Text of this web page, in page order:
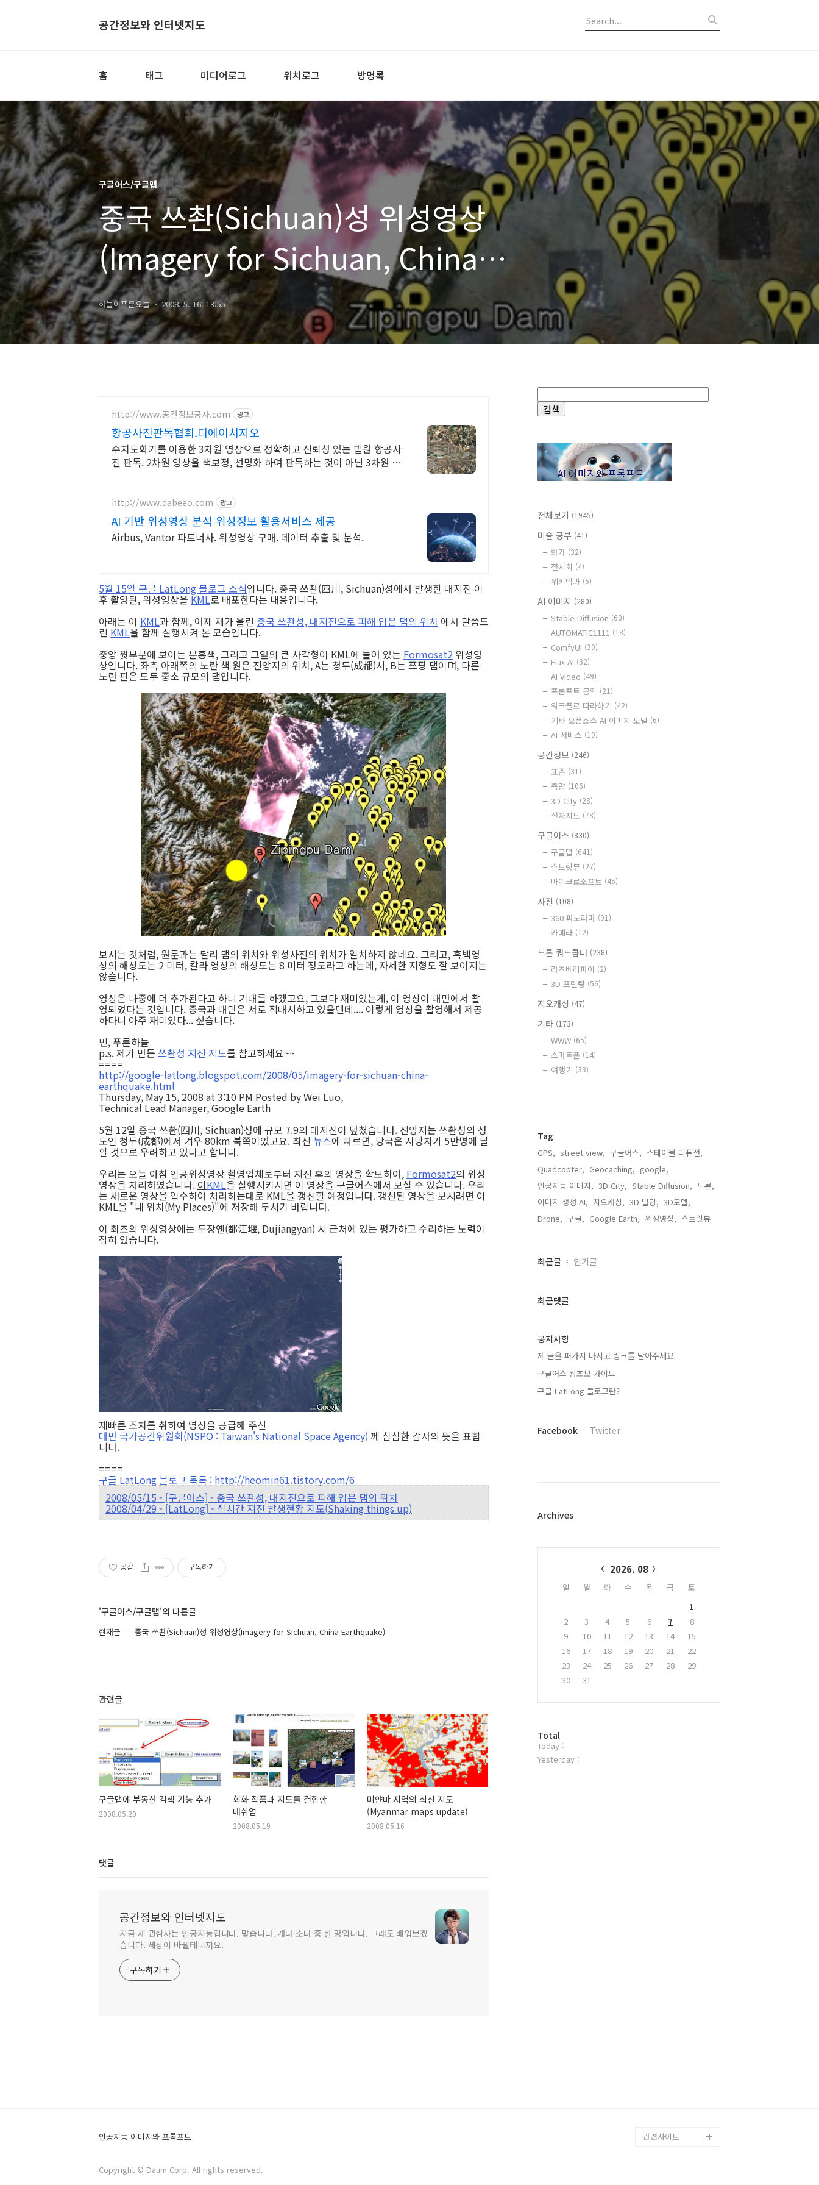
공간정보와 인터넷지도
홈 태그 미디어로그 위치로그 방명록
구글어스/구글맵
중국 쓰촨(Sichuan)성 위성영상
(Imagery for Sichuan, China
Earthquake)
하늘이푸른오늘 2008. 5. 16. 13:55
http://www.공간정보공사.com 광고
항공사진판독협회.디에이치지오
수치도화기를 이용한 3차원 영상으로 정확하고 신뢰성 있는 법원 항공사
진 판독. 2차원 영상을 색보정, 선명화 하여 판독하는 것이 아닌 3차원 항
http://www.dabeeo.com 광고
AI 기반 위성영상 분석 위성정보 활용서비스 제공
Airbus, Vantor 파트너사. 위성영상 구매. 데이터 추출 및 분석.
5월 15일 구글 LatLong 블로그 소식입니다. 중국 쓰촨(四川, Sichuan)성에서 발생한 대지진 이
후 촬영된, 위성영상을 KML로 배포한다는 내용입니다.
아래는 이 KML과 함께, 어제 제가 올린 중국 쓰촨성, 대지진으로 피해 입은 댐의 위치 에서 말씀드
린 KML을 함께 실행시켜 본 모습입니다.
중앙 윗부분에 보이는 분홍색, 그리고 그옆의 큰 사각형이 KML에 들어 있는 Formosat2 위성영
상입니다. 좌측 아래쪽의 노란 색 원은 진앙지의 위치, A는 청두(成都)시, B는 쯔핑 댐이며, 다른
노란 핀은 모두 중소 규모의 댐입니다.
보시는 것처럼, 원문과는 달리 댐의 위치와 위성사진의 위치가 일치하지 않네요. 그리고, 흑백영
상의 해상도는 2 미터, 칼라 영상의 해상도는 8 미터 정도라고 하는데, 자세한 지형도 잘 보이지는
않습니다.
영상은 나중에 더 추가된다고 하니 기대를 하겠고요, 그보다 재미있는게, 이 영상이 대만에서 촬
영되었다는 것입니다. 중국과 대만은 서로 적대시하고 있을텐데.... 이렇게 영상을 촬영해서 제공
하다니 아주 재미있다... 싶습니다.
민, 푸른하늘
p.s. 제가 만든 쓰촨성 지진 지도를 참고하세요~~
====
http://google-latlong.blogspot.com/2008/05/imagery-for-sichuan-china-
earthquake.html
Thursday, May 15, 2008 at 3:10 PM Posted by Wei Luo,
Technical Lead Manager, Google Earth
5월 12일 중국 쓰촨(四川, Sichuan)성에 규모 7.9의 대지진이 덮쳤습니다. 진앙지는 쓰촨성의 성
도인 청두(成都)에서 겨우 80km 북쪽이었고요. 최신 뉴스에 따르면, 당국은 사망자가 5만명에 달
할 것으로 우려하고 있다고 합니다.
우리는 오늘 아침 인공위성영상 촬영업체로부터 지진 후의 영상을 확보하여, Formosat2의 위성
영상을 처리하였습니다. 이KML을 실행시키시면 이 영상을 구글어스에서 보실 수 있습니다. 우리
는 새로운 영상을 입수하여 처리하는대로 KML을 갱신할 예정입니다. 갱신된 영상을 보시려면 이
KML을 "내 위치(My Places)"에 저장해 두시기 바랍니다.
이 최초의 위성영상에는 두장옌(都江堰, Dujiangyan) 시 근처에 있는 평가하고 수리하는 노력이
잡혀 있습니다.
재빠른 조치를 취하여 영상을 공급해 주신
대만 국가공간위원회(NSPO : Taiwan's National Space Agency) 께 심심한 감사의 뜻을 표합
니다.
====
구글 LatLong 블로그 목록 : http://heomin61.tistory.com/6
2008/05/15 - [구글어스] - 중국 쓰촨성, 대지진으로 피해 입은 댐의 위치
2008/04/29 - [LatLong] - 실시간 지진 발생현황 지도(Shaking things up)
공감 구독하기
'구글어스/구글맵'의 다른글
현재글 중국 쓰촨(Sichuan)성 위성영상(Imagery for Sichuan, China Earthquake)
관련글
구글맵에 부동산 검색 기능 추가
2008.05.20
회화 작품과 지도를 결합한
매쉬업
2008.05.19
미얀마 지역의 최신 지도
(Myanmar maps update)
2008.05.16
댓글
공간정보와 인터넷지도
지금 제 관심사는 인공지능입니다. 맞습니다. 개나 소나 중 한 명입니다. 그래도 배워보겠
습니다. 세상이 바뀔테니까요.
구독하기
전체보기 (1945)
미술 공부 (41)
화가 (32)
전시회 (4)
위키백과 (5)
AI 이미지 (280)
Stable Diffusion (60)
AUTOMATIC1111 (18)
ComfyUI (30)
Flux AI (32)
AI Video (49)
프롬프트 공학 (21)
워크플로 따라하기 (42)
기타 오픈소스 AI 이미지 모델 (6)
AI 서비스 (19)
공간정보 (246)
표준 (31)
측량 (106)
3D City (28)
전자지도 (78)
구글어스 (830)
구글맵 (641)
스트릿뷰 (27)
마이크로소프트 (45)
사진 (108)
360 파노라마 (91)
카메라 (12)
드론 쿼드콥터 (238)
라즈베리파이 (2)
3D 프린팅 (56)
지오캐싱 (47)
기타 (173)
WWW (65)
스마트폰 (14)
여행기 (33)
Tag
GPS, street view, 구글어스, 스테이블 디퓨전,
Quadcopter, Geocaching, google,
인공지능 이미지, 3D City, Stable Diffusion, 드론,
이미지 생성 AI, 지오캐싱, 3D 빌딩, 3D모델,
Drone, 구글, Google Earth, 위성영상, 스트릿뷰,
최
과
글
최근글 인기글
최근댓글
공지사항
제 글을 퍼가지 마시고 링크를 달아주세요
구글어스 왕초보 가이드
구글 LatLong 블로그란?
페
플
Facebook Twitter
Archives
2026. 08
일 월 화 수 목 금
토
1
2
3 4 5 6 7
8
9
10 11 12 13 14
15
16
17 18 19 20 21
22
23
24 25 26 27 28
29
30
31
방
문
자
Total
Today :
Yesterday :
인공지능 이미지와 프롬프트
Copyright © Daum Corp. All rights reserved.
관련사이트